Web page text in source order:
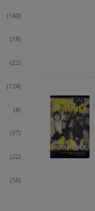
(140)
(18)
(22)
(124)
(8)
(97)
(22)
(58)